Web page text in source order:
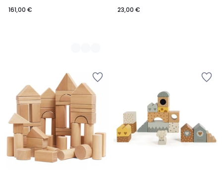
161,00 €
23,00 €